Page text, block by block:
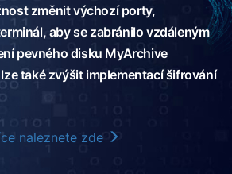
změnit výchozí porty,
aby se zabránilo vzdáleným
pevného disku MyArchive
také zvýšit implementací šifrování
naleznete zde